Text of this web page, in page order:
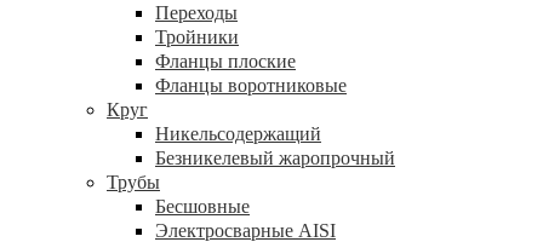
Переходы
Тройники
Фланцы плоские
Фланцы воротниковые
Круг
Никельсодержащий
Безникелевый жаропрочный
Трубы
Бесшовные
Электросварные AISI